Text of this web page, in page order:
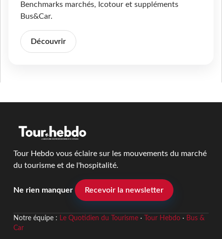
Benchmarks marchés, Icotour et suppléments
Bus&Car.
Découvrir
Tour Hebdo vous éclaire sur les mouvements du marché
du tourisme et de l'hospitalité.
Ne rien manquer Recevoir la newsletter
Notre équipe : Le Quotidien du Tourisme· Tour Hebdo· Bus &
Car